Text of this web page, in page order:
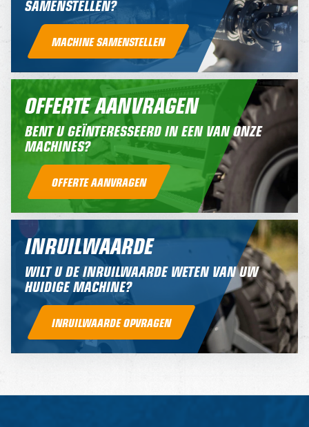
SAMENSTELLEN?
MACHINE SAMENSTELLEN
OFFERTE AANVRAGEN
BENT U GEÏNTERESSEERD IN EEN VAN ONZE
MACHINES?
OFFERTE AANVRAGEN
INRUILWAARDE
WILT U DE INRUILWAARDE WETEN VAN UW
HUIDIGE MACHINE?
INRUILWAARDE OPVRAGEN